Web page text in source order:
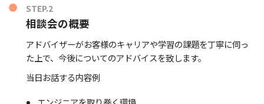
STEP.2
相談会の概要
アドバイザーがお客様のキャリアや学習の課題を丁寧に伺っ
た上で、今後についてのアドバイスを致します。
当日お話する内容例